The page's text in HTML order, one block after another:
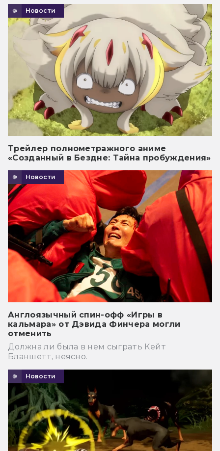
Новости
Трейлер полнометражного аниме
«Созданный в Бездне: Тайна пробуждения»
Новости
Англоязычный спин-офф «Игры в
кальмара» от Дэвида Финчера могли
отменить
Должна ли была в нем сыграть Кейт
Бланшетт, неясно.
Новости